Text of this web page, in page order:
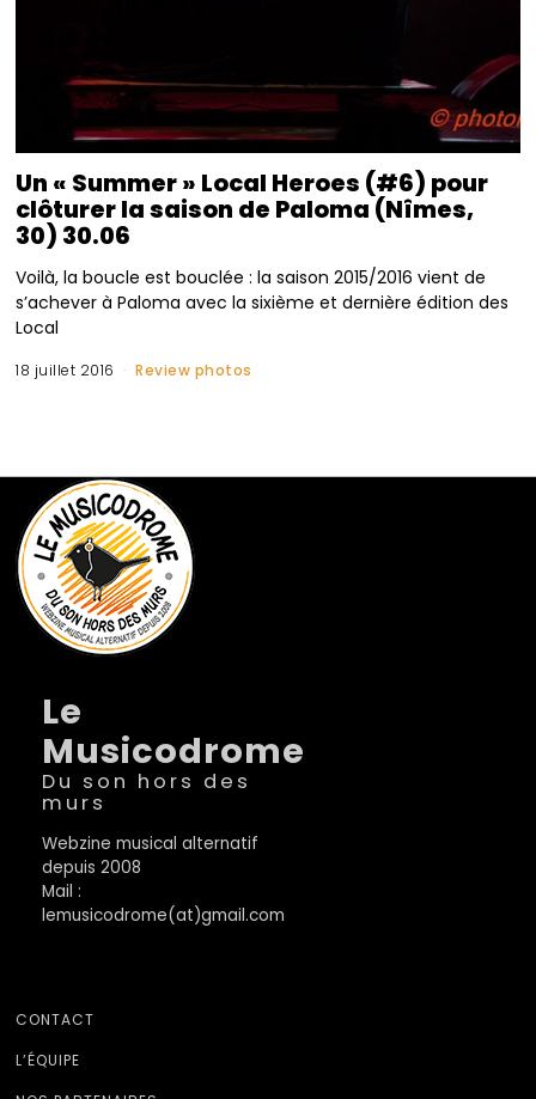
Un « Summer » Local Heroes (#6) pour
clôturer la saison de Paloma (Nîmes,
30) 30.06
Voilà, la boucle est bouclée : la saison 2015/2016 vient de
s’achever à Paloma avec la sixième et dernière édition des
Local
18 juillet 2016 Review photos
Le
Musicodrome
Du son hors des
murs
Webzine musical alternatif
depuis 2008
Mail :
lemusicodrome(at)gmail.com
CONTACT
L’ÉQUIPE